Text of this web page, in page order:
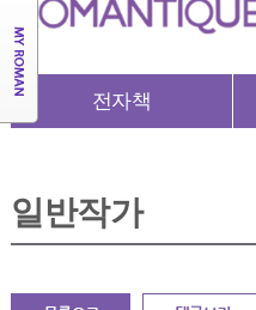
전자책
일반작가